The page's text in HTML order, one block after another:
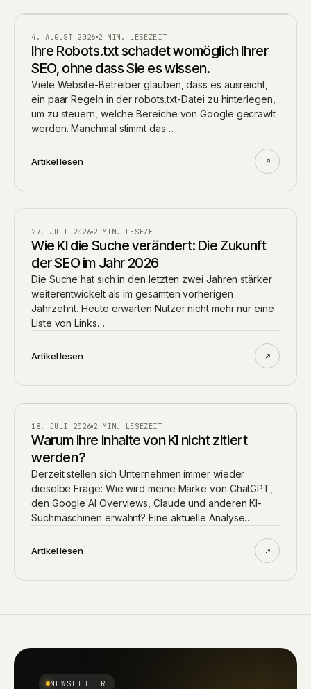
BLOG
4. AUGUST 2026 2 MIN. LESEZEIT
Ihre Robots.txt schadet womöglich Ihrer
SEO, ohne dass Sie es wissen.
Viele Website-Betreiber glauben, dass es ausreicht,
ein paar Regeln in der robots.txt-Datei zu hinterlegen,
um zu steuern, welche Bereiche von Google gecrawlt
werden. Manchmal stimmt das…
Artikel lesen
AI
27. JULI 2026 2 MIN. LESEZEIT
Wie KI die Suche verändert: Die Zukunft
der SEO im Jahr 2026
Die Suche hat sich in den letzten zwei Jahren stärker
weiterentwickelt als im gesamten vorherigen
Jahrzehnt. Heute erwarten Nutzer nicht mehr nur eine
Liste von Links…
Artikel lesen
AI
18. JULI 2026 2 MIN. LESEZEIT
Warum Ihre Inhalte von KI nicht zitiert
werden?
Derzeit stellen sich Unternehmen immer wieder
dieselbe Frage: Wie wird meine Marke von ChatGPT,
den Google AI Overviews, Claude und anderen KI-
Suchmaschinen erwähnt? Eine aktuelle Analyse…
Artikel lesen
NEWSLETTER